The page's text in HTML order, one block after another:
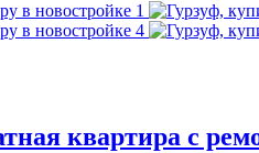
1
4
квартира с